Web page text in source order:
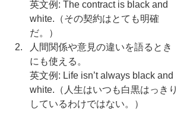
英文例: The contract is black and
white.（その契約はとても明確
だ。）
人間関係や意見の違いを語るとき
にも使える。
英文例: Life isn’t always black and
white.（人生はいつも白黒はっきり
しているわけではない。）